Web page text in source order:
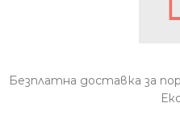
Безплатна доставка за